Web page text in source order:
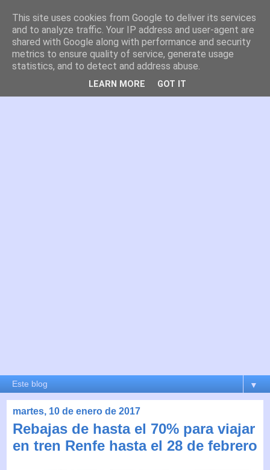
es por madrid
El blog de Madrid y su actualidad, proyectos, transporte,
movilidad, arquitectura, participación, medio ambiente,
educación, empleo, ...
▼
martes, 10 de enero de 2017
Rebajas de hasta el 70% para viajar
en tren Renfe hasta el 28 de febrero
This site uses cookies from Google to deliver its services
and to analyze traffic. Your IP address and user-agent are
shared with Google along with performance and security
metrics to ensure quality of service, generate usage
statistics, and to detect and address abuse.
LEARN MORE GOT IT